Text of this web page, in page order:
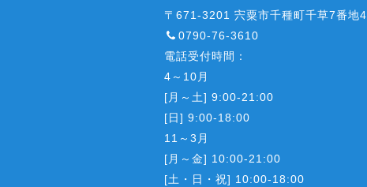
〒671-3201 宍粟市千種町千草7番地4
0790-76-3610
電話受付時間：
4～10月
[月～土] 9:00-21:00
[日] 9:00-18:00
11～3月
[月～金] 10:00-21:00
[土・日・祝] 10:00-18:00